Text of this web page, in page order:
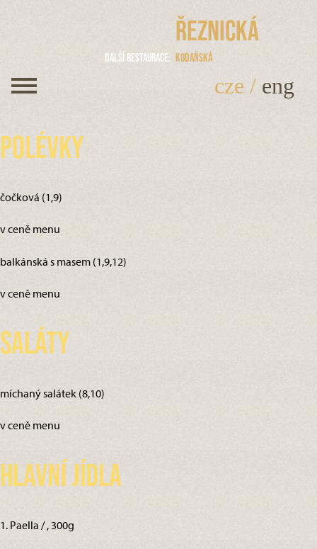
Řeznická
Další restaurace Kodaňská
cze / eng
Polévky
čočková (1,9)
v ceně menu
balkánská s masem (1,9,12)
v ceně menu
Saláty
míchaný salátek (8,10)
v ceně menu
Hlavní jídla
1. Paella / , 300g